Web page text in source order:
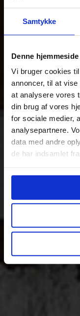
Samtykke
Denne
Vi bruger cookies
annoncer, til at
at analysere vores
din brug af vores
for sociale medier,
analysepartnere.
data med andre
de har indsamlet